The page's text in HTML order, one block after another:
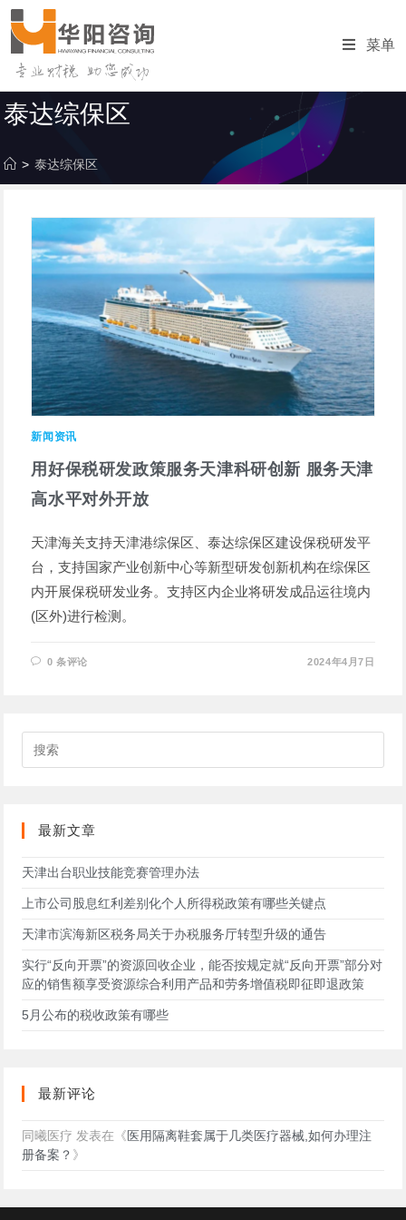
跳
转
至
菜单
泰达综保区
> 泰达综保区
新闻资讯
用好保税研发政策服务天津科研创新 服务天津
高水平对外开放
天津海关支持天津港综保区、泰达综保区建设保税研发平
台，支持国家产业创新中心等新型研发创新机构在综保区
内开展保税研发业务。支持区内企业将研发成品运往境内
(区外)进行检测。
0 条评论 2024年4月7日
最新文章
天津出台职业技能竞赛管理办法
上市公司股息红利差别化个人所得税政策有哪些关键点
天津市滨海新区税务局关于办税服务厅转型升级的通告
实行“反向开票”的资源回收企业，能否按规定就“反向开票”部分对
应的销售额享受资源综合利用产品和劳务增值税即征即退政策
5月公布的税收政策有哪些
最新评论
同曦医疗 发表在《医用隔离鞋套属于几类医疗器械,如何办理注
册备案？ 》